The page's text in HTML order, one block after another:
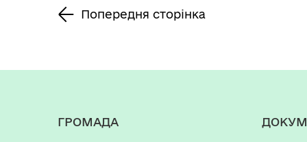
селищна рада та її
Попередня сторінка
ГРОМАДА